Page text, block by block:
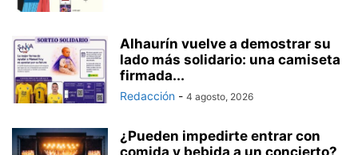
Alhaurín vuelve a demostrar su
lado más solidario: una camiseta
firmada...
Redacción - 4 agosto, 2026
¿Pueden impedirte entrar con